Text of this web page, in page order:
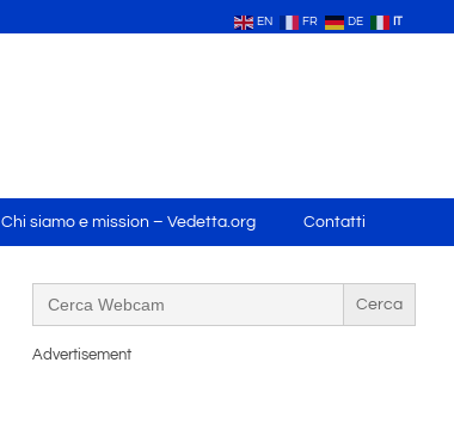
EN FR DE IT
Chi siamo e mission – Vedetta.org Contatti
Search
for:
Advertisement